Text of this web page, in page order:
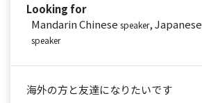
Looking for
Mandarin Chinese speaker, Japanese
speaker
海外の方と友達になりたいです